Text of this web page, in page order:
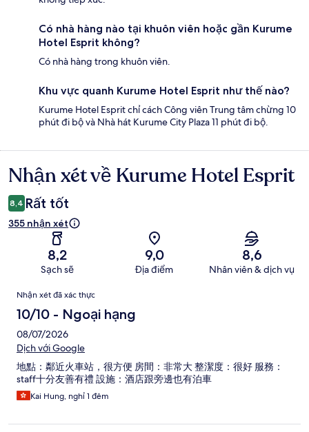
Có nhà hàng nào tại khuôn viên hoặc gần Kurume
Hotel Esprit không?
Có nhà hàng trong khuôn viên.
Khu vực quanh Kurume Hotel Esprit như thế nào?
Kurume Hotel Esprit chỉ cách Công viên Trung tâm chừng 10
phút đi bộ và Nhà hát Kurume City Plaza 11 phút đi bộ.
Nhận
xét
Nhận xét về Kurume Hotel Esprit
8,4 Rất tốt
355 nhận xét
8,2
Sạch sẽ
9,0
Địa điểm
8,6
Nhân viên & dịch vụ
Nhận
xét
Nhận xét đã xác thực
10/10 - Ngoại hạng
08/07/2026
Dịch với Google
地點：鄰近火車站，很方便 房間：非常大 整潔度：很好 服務：
staff十分友善有禮 設施：酒店跟旁邊也有泊車
Kai Hung, nghỉ 1 đêm